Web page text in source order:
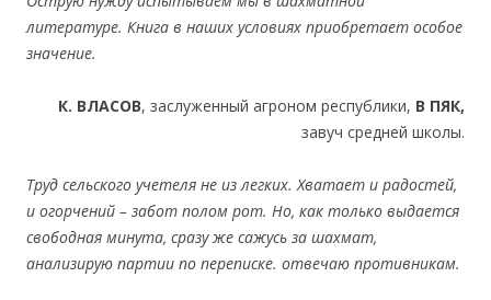
литературе. Книга в наших условиях приобретает особое
значение.
К. ВЛАСОВ, заслуженный агроном республики, В ПЯК,
завуч средней школы.
Труд сельского учетеля не из легких. Хватает и радостей,
и огорчений – забот полом рот. Но, как только выдается
свободная минута, сразу же сажусь за шахмат,
анализирую партии по переписке. отвечаю противникам.